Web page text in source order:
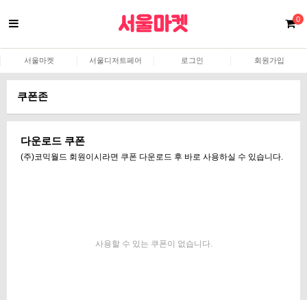
0
서울마켓 서울디저트페어 로그인 회원가입
쿠폰존
다운로드 쿠폰
(주)코믹월드 회원이시라면 쿠폰 다운로드 후 바로 사용하실 수 있습니다.
사용할 수 있는 쿠폰이 없습니다.